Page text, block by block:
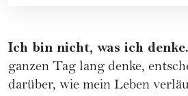
Ich bin nicht, was ich denke.
ganzen Tag lang denke,
darüber, wie mein Leben